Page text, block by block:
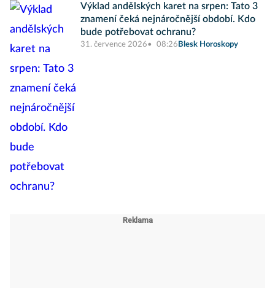
Výklad andělských karet na srpen: Tato 3
znamení čeká nejnáročnější období. Kdo
bude potřebovat ochranu?
31. července 2026 08:26 Blesk Horoskopy